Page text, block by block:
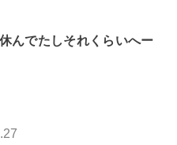
んでたしそれくらいへー